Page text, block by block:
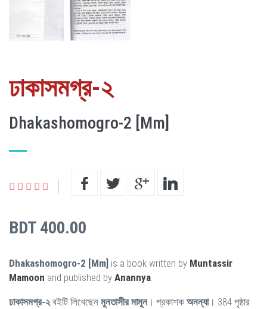
ঢাকাসমগ্র-২
Dhakashomogro-2 [Mm]
BDT 400.00
Dhakashomogro-2 [Mm] is a book written by Muntassir
Mamoon and published by Anannya
ঢাকাসমগ্র-২ বইটি লিখেছেন মুনতাসীর মামুন। প্রকাশক অনন্যা। 384 পৃষ্ঠার